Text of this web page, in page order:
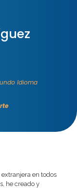
Idioma
en todos
he creado y